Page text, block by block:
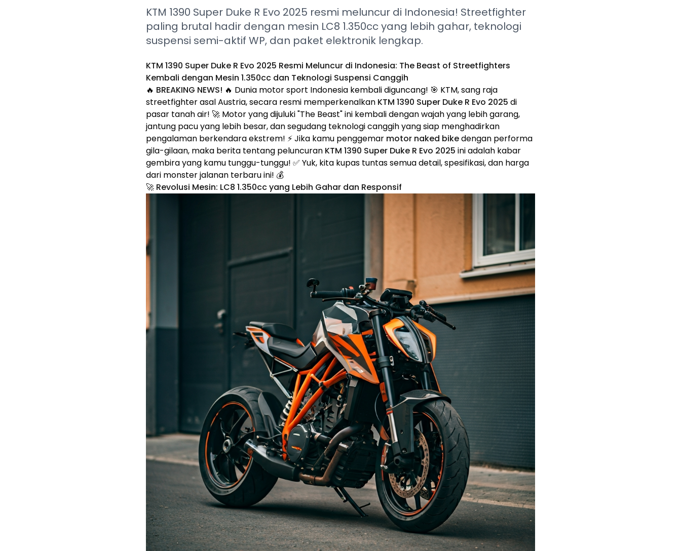
KTM 1390 Super Duke R Evo 2025 resmi meluncur di Indonesia! Streetfighter
paling brutal hadir dengan mesin LC8 1.350cc yang lebih gahar, teknologi
suspensi semi-aktif WP, dan paket elektronik lengkap.
KTM 1390 Super Duke R Evo 2025 Resmi Meluncur di Indonesia: The Beast of Streetfighters
Kembali dengan Mesin 1.350cc dan Teknologi Suspensi Canggih
🔥 BREAKING NEWS! 🔥 Dunia motor sport Indonesia kembali diguncang! 🎯 KTM, sang raja
streetfighter asal Austria, secara resmi memperkenalkan KTM 1390 Super Duke R Evo 2025 di
pasar tanah air! 🚀 Motor yang dijuluki "The Beast" ini kembali dengan wajah yang lebih garang,
jantung pacu yang lebih besar, dan segudang teknologi canggih yang siap menghadirkan
pengalaman berkendara ekstrem! ⚡ Jika kamu penggemar motor naked bikedengan performa
gila-gilaan, maka berita tentang peluncuran KTM 1390 Super Duke R Evo 2025 ini adalah kabar
gembira yang kamu tunggu-tunggu! ✅ Yuk, kita kupas tuntas semua detail, spesifikasi, dan harga
dari monster jalanan terbaru ini! 💰
🚀 Revolusi Mesin: LC8 1.350cc yang Lebih Gahar dan Responsif